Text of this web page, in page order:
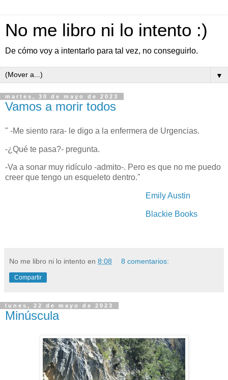
No me libro ni lo intento :)
De cómo voy a intentarlo para tal vez, no conseguirlo.
▼
martes, 30 de mayo de 2023
Vamos a morir todos
" -Me siento rara- le digo a la enfermera de Urgencias.
-¿Qué te pasa?- pregunta.
-Va a sonar muy ridículo -admito-. Pero es que no me puedo
creer que tengo un esqueleto dentro."
Emily Austin
Blackie Books
No me libro ni lo intento en 8:08 8 comentarios:
Compartir
lunes, 22 de mayo de 2023
Minúscula